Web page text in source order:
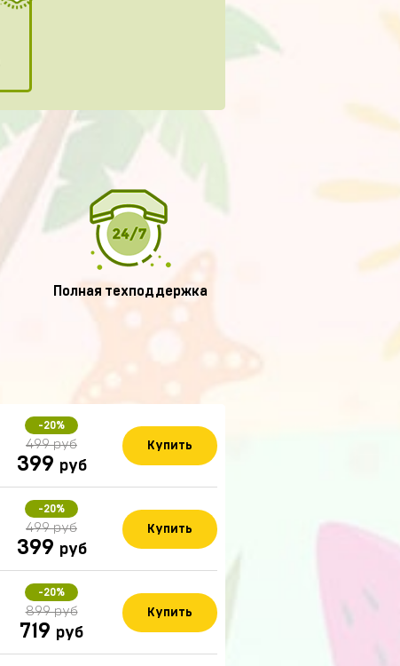
Полная техподдержка
-20%
499 руб
399 руб
Купить
-20%
499 руб
399 руб
Купить
-20%
899 руб
719 руб
Купить